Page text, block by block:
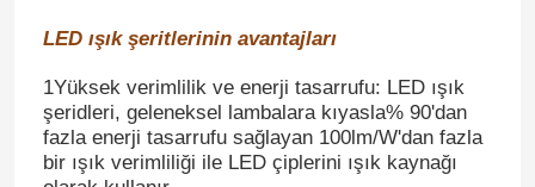
LED ışık şeritlerinin avantajları
1Yüksek verimlilik ve enerji tasarrufu: LED ışık
şeridleri, geleneksel lambalara kıyasla% 90'dan
fazla enerji tasarrufu sağlayan 100lm/W'dan fazla
bir ışık verimliliği ile LED çiplerini ışık kaynağı